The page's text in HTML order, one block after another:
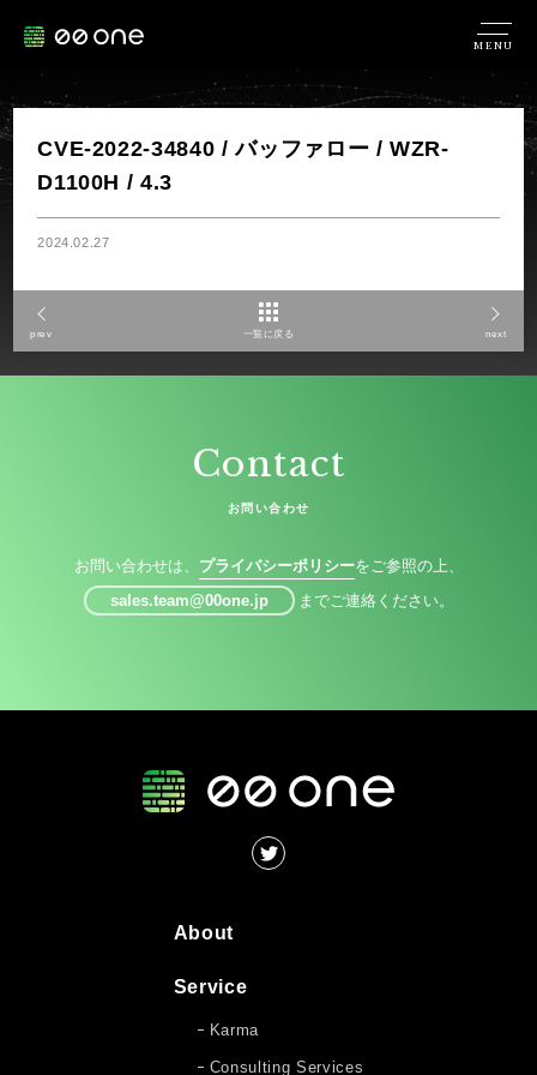
MENU
CVE-2022-34840 / バッファロー / WZR-
D1100H / 4.3
2024.02.27
prev 一覧に戻る next
Contact
お問い合わせ
お問い合わせは、 プライバシーポリシーをご参照の上、
sales.team@00one.jp
までご連絡ください。
About
Service
Karma
Consulting Services